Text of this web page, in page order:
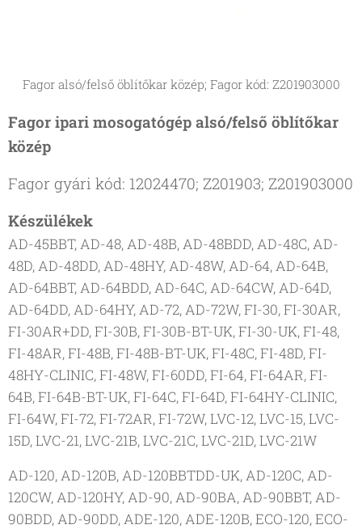
Fagor alsó/felső öblítőkar közép; Fagor kód: Z201903000
Fagor ipari mosogatógép alsó/felső öblítőkar
közép
Fagor gyári kód: 12024470; Z201903; Z201903000
Készülékek
AD-45BBT, AD-48, AD-48B, AD-48BDD, AD-48C, AD-
48D, AD-48DD, AD-48HY, AD-48W, AD-64, AD-64B,
AD-64BBT, AD-64BDD, AD-64C, AD-64CW, AD-64D,
AD-64DD, AD-64HY, AD-72, AD-72W, FI-30, FI-30AR,
FI-30AR+DD, FI-30B, FI-30B-BT-UK, FI-30-UK, FI-48,
FI-48AR, FI-48B, FI-48B-BT-UK, FI-48C, FI-48D, FI-
48HY-CLINIC, FI-48W, FI-60DD, FI-64, FI-64AR, FI-
64B, FI-64B-BT-UK, FI-64C, FI-64D, FI-64HY-CLINIC,
FI-64W, FI-72, FI-72AR, FI-72W, LVC-12, LVC-15, LVC-
15D, LVC-21, LVC-21B, LVC-21C, LVC-21D, LVC-21W
AD-120, AD-120B, AD-120BBTDD-UK, AD-120C, AD-
120CW, AD-120HY, AD-90, AD-90BA, AD-90BBT, AD-
90BDD, AD-90DD, ADE-120, ADE-120B, ECO-120, ECO-